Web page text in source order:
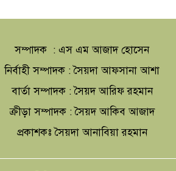
সম্পাদক : এস এম আজাদ হোসেন
নির্বাহী সম্পাদক : সৈয়দা আফসানা আশা
বার্তা সম্পাদক : সৈয়দ আরিফ রহমান
ক্রীড়া সম্পাদক : সৈয়দ আকিব আজাদ
প্রকাশকঃ সৈয়দা আনাবিয়া রহমান